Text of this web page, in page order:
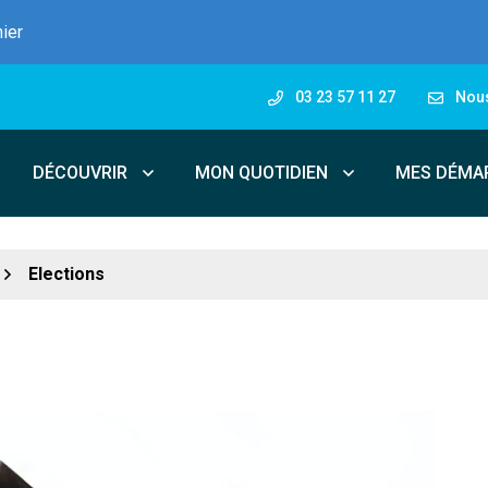
03 23 57 11 27
DÉCOUVRIR MON QUOTIDIEN MES
Elections